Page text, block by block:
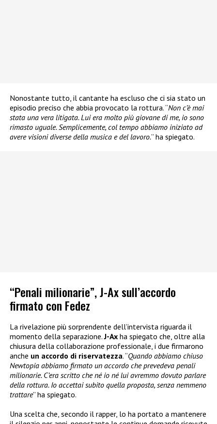
Nonostante tutto, il cantante ha escluso che ci sia stato un
episodio preciso che abbia provocato la rottura. “Non c’è mai
stata una vera litigata. Lui era molto più giovane di me, io sono
rimasto uguale. Semplicemente, col tempo abbiamo iniziato ad
avere visioni diverse della musica e del lavoro.” ha spiegato.
“Penali milionarie”, J-Ax sull’accordo
firmato con Fedez
La rivelazione più sorprendente dell’intervista riguarda il
momento della separazione.J-Ax ha spiegato che, oltre alla
chiusura della collaborazione professionale, i due firmarono
anche un accordo di riservatezza. “Quando abbiamo chiuso
Newtopia abbiamo firmato un accordo che prevedeva penali
milionarie. C’era scritto che né io né lui avremmo dovuto parlare
della rottura. Io accettai subito quella proposta, senza nemmeno
trattare” ha spiegato.
Una scelta che, secondo il rapper, lo ha portato a mantenere